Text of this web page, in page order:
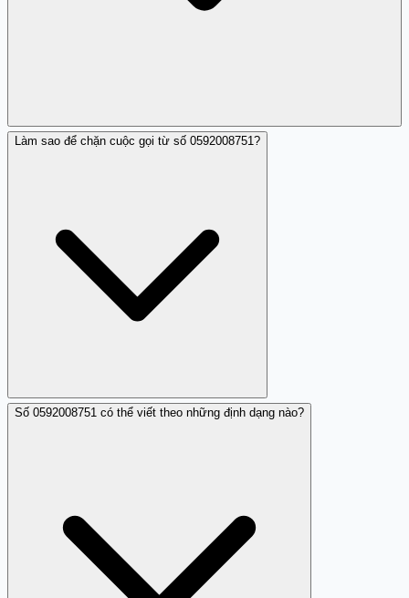
Có, Trang Trắng thường xuyên cập nhật và chia sẻ thông
Làm sao để chặn cuộc gọi từ số 0592008751?
Bạn có thể sử dụng tính năng chặn cuộc gọi trên điện
Số 0592008751 có thể viết theo những định dạng nào?